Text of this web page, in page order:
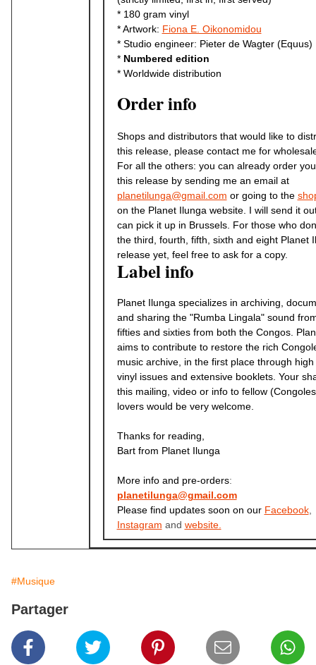
* 180 gram vinyl
* Artwork: Fiona E. Oikonomidou
* Studio engineer: Pieter de Wagter (Equus)
* Numbered edition
* Worldwide distribution
Order info
Shops and distributors that would like to
this release, please contact me for
For all the others: you can already order
this release by sending me an email at
planetilunga@gmail.com or going to the
on the Planet Ilunga website. I will send it
can pick it up in Brussels. For those who
the third, fourth, fifth, sixth and eight Planet
release yet, feel free to ask for a copy.
Label info
Planet Ilunga specializes in archiving,
and sharing the "Rumba Lingala" sound
fifties and sixties from both the Congos.
aims to contribute to restore the rich
music archive, in the first place through high
vinyl issues and extensive booklets. Your
this mailing, video or info to fellow
lovers would be very welcome.
Thanks for reading,
Bart from Planet Ilunga
More info and pre-orders:
planetilunga@gmail.com
Please find updates soon on our Facebook,
Instagram and website.
#Musique
Partager